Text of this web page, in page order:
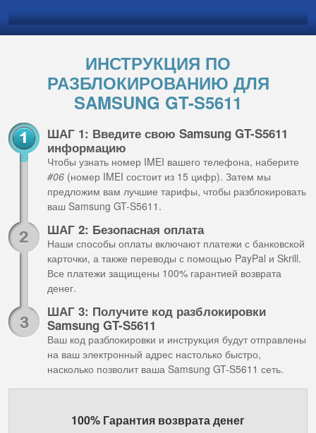
ИНСТРУКЦИЯ ПО
РАЗБЛОКИРОВАНИЮ ДЛЯ
SAMSUNG GT-S5611
ШАГ 1: Введите свою Samsung GT-S5611
информацию
Чтобы узнать номер IMEI вашего телефона, наберите
#06 (номер IMEI состоит из 15 цифр). Затем мы
предложим вам лучшие тарифы, чтобы разблокировать
ваш Samsung GT-S5611.
ШАГ 2: Безопасная оплата
Наши способы оплаты включают платежи с банковской
карточки, а также переводы с помощью PayPal и Skrill.
Все платежи защищены 100% гарантией возврата
денег.
ШАГ 3: Получите код разблокировки
Samsung GT-S5611
Ваш код разблокировки и инструкция будут отправлены
на ваш электронный адрес настолько быстро,
насколько позволит ваша Samsung GT-S5611 сеть.
100% Гарантия возврата денег